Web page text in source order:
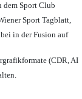
dem Sport Club
Sport Tagblatt,
in der Fusion auf
(CDR, AI